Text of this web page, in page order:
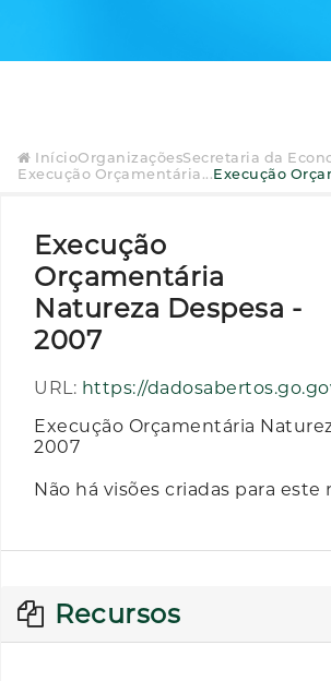
InícioOrganizaçõesSecretaria da
Execução Orçamentária...Execução
Execução
Orçamentária
Natureza Despesa -
2007
URL: https://dadosabertos.go.gov.br/dataset/e9aecf10-67b7-47e2-beb6-8b45429e099b/resource/fd93bf17-1725-4605-a485-3a2c2e552bac/
Execução Orçamentária
2007
Não há visões criadas para este
Recursos